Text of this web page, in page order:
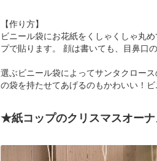
【作り方】
ビニール袋にお花紙をくしゃくしゃ丸
プで貼ります。 顔は書いても、目鼻口
選ぶビニール袋によってサンタクロー
の袋を持たせてあげるのもかわいい！
★紙コップのクリスマスオーナ